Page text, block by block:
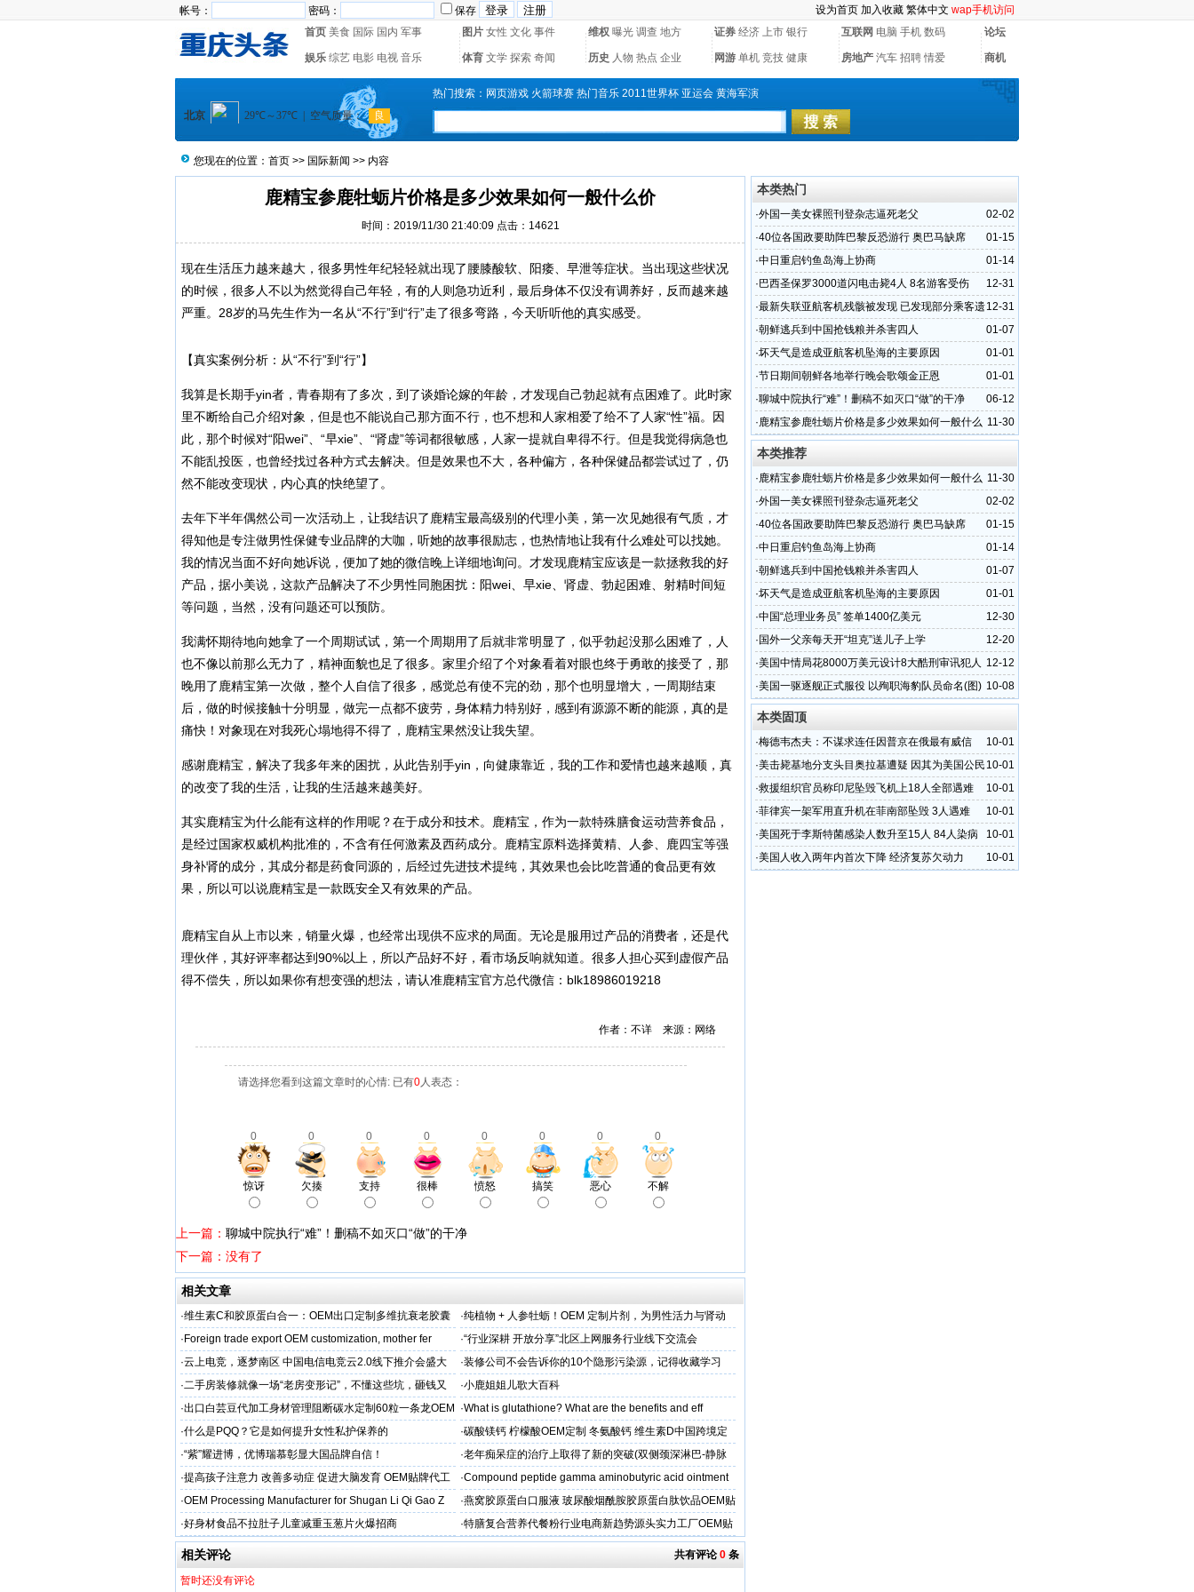
帐号： 密码： 保存 设为首页 加入收藏 繁体中文 wap手机访问
首页 美食 国际 国内 军事 图片 女性 文化 事件 维权 曝光 调查 地方 证券 经济 上市 银行 互联网 电脑 手机 数码 论坛
娱乐 综艺 电影 电视 音乐 体育 文学 探索 奇闻 历史 人物 热点 企业 网游 单机 竞技 健康 房地产 汽车 招聘 情爱 商机
热门搜索： 网页游戏 火箭球赛 热门音乐 2011世界杯 亚运会 黄海军演
您现在的位置： 首页 >> 国际新闻 >> 内容
鹿精宝参鹿牡蛎片价格是多少效果如何一般什么价
时间：2019/11/30 21:40:09 点击：14621
现在生活压力越来越大，很多男性年纪轻轻就出现了腰膝酸软、阳痿、早泄等症状。当出现这些状况
的时候，很多人不以为然觉得自己年轻，有的人则急功近利，最后身体不仅没有调养好，反而越来越
严重。28岁的马先生作为一名从“不行”到“行”走了很多弯路，今天听听他的真实感受。
【真实案例分析：从“不行”到“行”】
我算是长期手yin者，青春期有了多次，到了谈婚论嫁的年龄，才发现自己勃起就有点困难了。此时家
里不断给自己介绍对象，但是也不能说自己那方面不行，也不想和人家相爱了给不了人家“性”福。因
此，那个时候对“阳wei”、“早xie”、“肾虚”等词都很敏感，人家一提就自卑得不行。但是我觉得病急也
不能乱投医，也曾经找过各种方式去解决。但是效果也不大，各种偏方，各种保健品都尝试过了，仍
然不能改变现状，内心真的快绝望了。
去年下半年偶然公司一次活动上，让我结识了鹿精宝最高级别的代理小美，第一次见她很有气质，才
得知他是专注做男性保健专业品牌的大咖，听她的故事很励志，也热情地让我有什么难处可以找她。
我的情况当面不好向她诉说，便加了她的微信晚上详细地询问。才发现鹿精宝应该是一款拯救我的好
产品，据小美说，这款产品解决了不少男性同胞困扰：阳wei、早xie、肾虚、勃起困难、射精时间短
等问题，当然，没有问题还可以预防。
我满怀期待地向她拿了一个周期试试，第一个周期用了后就非常明显了，似乎勃起没那么困难了，人
也不像以前那么无力了，精神面貌也足了很多。家里介绍了个对象看着对眼也终于勇敢的接受了，那
晚用了鹿精宝第一次做，整个人自信了很多，感觉总有使不完的劲，那个也明显增大，一周期结束
后，做的时候接触十分明显，做完一点都不疲劳，身体精力特别好，感到有源源不断的能源，真的是
痛快！对象现在对我死心塌地得不得了，鹿精宝果然没让我失望。
感谢鹿精宝，解决了我多年来的困扰，从此告别手yin，向健康靠近，我的工作和爱情也越来越顺，真
的改变了我的生活，让我的生活越来越美好。
其实鹿精宝为什么能有这样的作用呢？在于成分和技术。鹿精宝，作为一款特殊膳食运动营养食品，
是经过国家权威机构批准的，不含有任何激素及西药成分。鹿精宝原料选择黄精、人参、鹿四宝等强
身补肾的成分，其成分都是药食同源的，后经过先进技术提纯，其效果也会比吃普通的食品更有效
果，所以可以说鹿精宝是一款既安全又有效果的产品。
鹿精宝自从上市以来，销量火爆，也经常出现供不应求的局面。无论是服用过产品的消费者，还是代
理伙伴，其好评率都达到90%以上，所以产品好不好，看市场反响就知道。很多人担心买到虚假产品
得不偿失，所以如果你有想变强的想法，请认准鹿精宝官方总代微信：blk18986019218
作者：不详 来源：网络
请选择您看到这篇文章时的心情: 已有0人表态：
0 0 0 0 0 0 0 0
惊讶 欠揍 支持 很棒 愤怒 搞笑 恶心 不解
上一篇： 聊城中院执行“难”！删稿不如灭口“做”的干净
下一篇：没有了
相关文章
·维生素C和胶原蛋白合一：OEM出口定制多维抗衰老胶囊 ·纯植物 + 人参牡蛎！OEM 定制片剂，为男性活力与肾动
力保驾护航
· Foreign trade export OEM customization, mother fer ·“行业深耕 开放分享”北区上网服务行业线下交流会
·云上电竞，逐梦南区 中国电信电竞云2.0线下推介会盛大
启幕
·装修公司不会告诉你的10个隐形污染源，记得收藏学习
·二手房装修就像一场“老房变形记”，不懂这些坑，砸钱又
糟心！看完这篇再开工
·小鹿姐姐儿歌大百科
·出口白芸豆代加工身材管理阻断碳水定制60粒一条龙OEM
贴牌
·What is glutathione? What are the benefits and eff
·什么是PQQ？它是如何提升女性私护保养的 ·碳酸镁钙 柠檬酸OEM定制 冬氨酸钙 维生素D中国跨境定
制
·“紫”耀进博，优博瑞慕彰显大国品牌自信！ ·老年痴呆症的治疗上取得了新的突破(双侧颈深淋巴-静脉
吻合术)
·提高孩子注意力 改善多动症 促进大脑发育 OEM贴牌代工 ·Compound peptide gamma aminobutyric acid ointment
·OEM Processing Manufacturer for Shugan Li Qi Gao Z ·燕窝胶原蛋白口服液 玻尿酸烟酰胺胶原蛋白肽饮品OEM贴
牌
·好身材食品不拉肚子儿童减重玉葱片火爆招商 ·特膳复合营养代餐粉行业电商新趋势源头实力工厂OEM贴
牌代工
共有评论0 条
相关评论
暂时还没有评论
本类热门
02-02
·外国一美女裸照刊登杂志逼死老父
01-15
·40位各国政要助阵巴黎反恐游行 奥巴马缺席
01-14
·中日重启钓鱼岛海上协商
12-31
· 巴西圣保罗3000道闪电击毙4人 8名游客受伤
12-31
·最新失联亚航客机残骸被发现 已发现部分乘客遗
体
01-07
·朝鲜逃兵到中国抢钱粮并杀害四人
01-01
·坏天气是造成亚航客机坠海的主要原因
01-01
·节日期间朝鲜各地举行晚会歌颂金正恩
06-12
·聊城中院执行“难”！删稿不如灭口“做”的干净
11-30
·鹿精宝参鹿牡蛎片价格是多少效果如何一般什么
价
本类推荐
11-30
·鹿精宝参鹿牡蛎片价格是多少效果如何一般什么
价
02-02
·外国一美女裸照刊登杂志逼死老父
01-15
·40位各国政要助阵巴黎反恐游行 奥巴马缺席
01-14
·中日重启钓鱼岛海上协商
01-07
·朝鲜逃兵到中国抢钱粮并杀害四人
01-01
·坏天气是造成亚航客机坠海的主要原因
12-30
·中国“总理业务员” 签单1400亿美元
12-20
· 国外一父亲每天开“坦克”送儿子上学
12-12
·美国中情局花8000万美元设计8大酷刑审讯犯人
10-08
·美国一驱逐舰正式服役 以殉职海豹队员命名(图)
本类固顶
10-01
·梅德韦杰夫：不谋求连任因普京在俄最有威信
10-01
·美击毙基地分支头目奥拉基遭疑 因其为美国公民
10-01
·救援组织官员称印尼坠毁飞机上18人全部遇难
10-01
·菲律宾一架军用直升机在菲南部坠毁 3人遇难
10-01
·美国死于李斯特菌感染人数升至15人 84人染病
10-01
·美国人收入两年内首次下降 经济复苏欠动力